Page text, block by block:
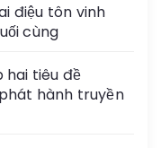
điệu tôn vinh
cùng
hai tiêu đề
hành truyền